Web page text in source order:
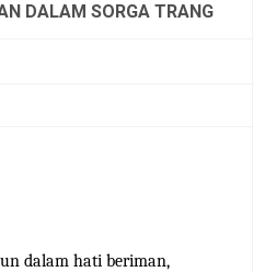
DALAM SORGA TRANG
dalam hati beriman,